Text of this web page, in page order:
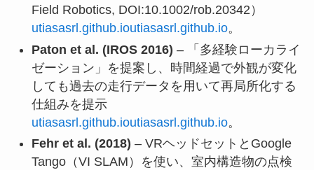
Field Robotics, DOI:10.1002/rob.20342）
utiasasrl.github.ioutiasasrl.github.io。
Paton et al. (IROS 2016) – 「多経験ローカライ
ゼーション」を提案し、時間経過で外観が変化
しても過去の走行データを用いて再局所化する
仕組みを提示
utiasasrl.github.ioutiasasrl.github.io。
Fehr et al. (2018) – VRヘッドセットとGoogle
Tango（VI SLAM）を使い、室内構造物の点検